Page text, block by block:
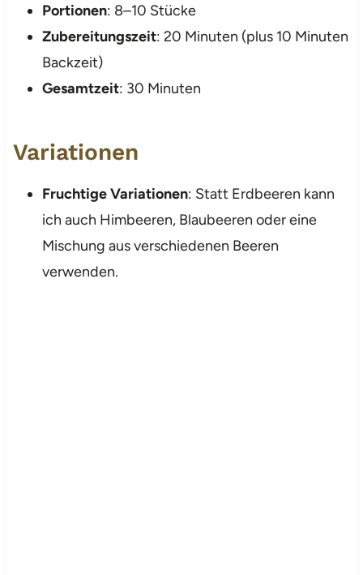
Portionen: 8–10 Stücke
Zubereitungszeit: 20 Minuten (plus 10 Minuten
Backzeit)
Gesamtzeit: 30 Minuten
Variationen
Fruchtige Variationen: Statt Erdbeeren kann
ich auch Himbeeren, Blaubeeren oder eine
Mischung aus verschiedenen Beeren
verwenden.